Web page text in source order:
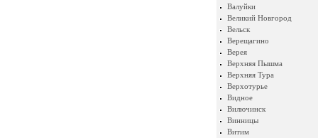
Валуйки
Великий Новгород
Вельск
Верещагино
Верея
Верхняя Пышма
Верхняя Тура
Верхотурье
Видное
Вилючинск
Винницы
Витим